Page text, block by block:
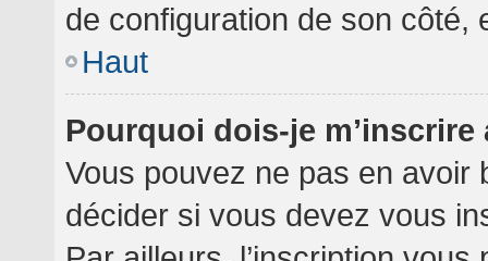
de configuration de son côté,
Haut
Pourquoi dois-je
Vous pouvez ne pas en avoir
décider si vous devez vous